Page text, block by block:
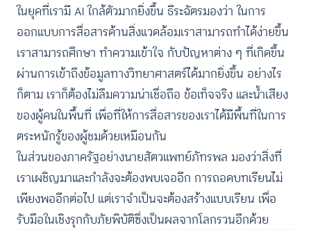
ในยุคที่เรามี AI ใกล้ตัวมากยิ่งขึ้น ธีระฉัตรมองว่า ในการ
ออกแบบการสื่อสารด้านสิ่งแวดล้อมเราสามารถทำได้ง่ายขึ้น
เราสามารถศึกษา ทำความเข้าใจ กับปัญหาต่าง ๆ ที่เกิดขึ้น
ผ่านการเข้าถึงข้อมูลทางวิทยาศาสตร์ได้มากยิ่งขึ้น อย่างไร
ก็ตาม เราก็ต้องไม่ลืมความน่าเชื่อถือ ข้อเท็จจริง และน้ำเสียง
ของผู้คนในพื้นที่ เพื่อที่ให้การสื่อสารของเราได้มีพื้นที่ในการ
ตระหนักรู้ของผู้ชมด้วยเหมือนกัน
ในส่วนของภาครัฐอย่างนายสัตวแพทย์ภัทรพล มองว่าสิ่งที่
เราเผชิญมาและกำลังจะต้องพบเจออีก การถอดบทเรียนไม่
เพียงพออีกต่อไป แต่เราจำเป็นจะต้องสร้างแบบเรียน เพื่อ
รับมือในเชิงรุกกับภัยพิบัติซึ่งเป็นผลจากโลกรวนอีกด้วย